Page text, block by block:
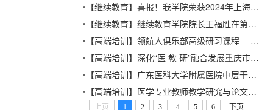
【继续教育】喜报！我学院荣获2024年上海市高校双元制职工继续教育优秀案例一等奖
【继续教育】继续教育学院院长王福胜在第十届中国远程与继续教育大会上作主题报告
【高端培训】领航人俱乐部高级研习课程 ——新趋势、新模式、新动能圆满落幕
【高端培训】深化“医 教 研”融合发展重庆市渝北区人民政府、上海交通大学医学院、上海交通大学重庆研究院签约授牌仪式隆重举行
【高端培训】广东医科大学附属医院中层干部第四期“强基提能”专题培训班顺利举办
【高端培训】医学专业教师教学研究与论文撰写发表专题培训班（第2期）顺利举办
上页 1 2 3 4 5 6 下页